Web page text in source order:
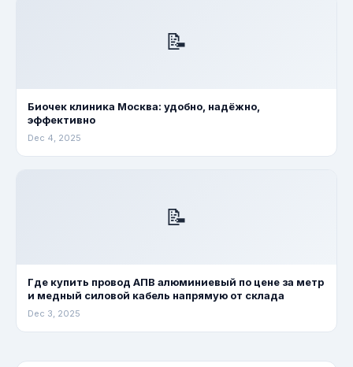
📝
Биочек клиника Москва: удобно, надёжно,
эффективно
Dec 4, 2025
📝
Где купить провод АПВ алюминиевый по цене за метр
и медный силовой кабель напрямую от склада
Dec 3, 2025